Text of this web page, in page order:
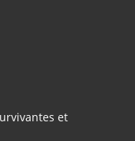
et